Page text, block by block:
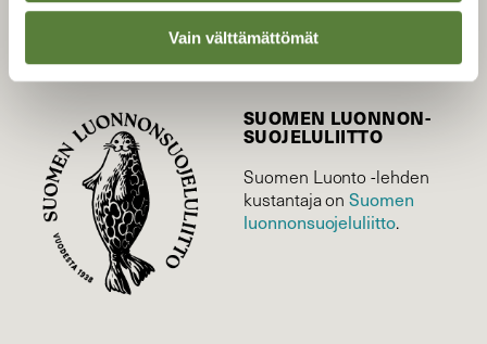
Vain välttämättömät
Tilaa uutiskirje
SUOMEN LUONNON­
SUOJELU­LIITTO
Suomen Luonto -lehden
kustantaja onSuomen
luonnonsuojelu­liitto.